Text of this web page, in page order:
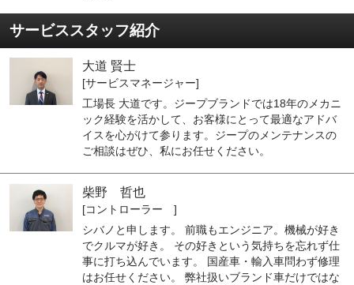
サービススタッフ紹介
大道 賢士
[サービスマネージャー]
工場長 大道です。ジープブランドでは18年のメカニ
ック経験を活かして、お客様にとって最適なアドバ
イスを心がけて参ります。ジープのメンテナンスの
ご相談はぜひ、私にお任せください。
柴野 哲也
[コントローラー ]
シバノと申します。 前職もエンジニア。機械が好き
でクルマが好き。 その好きという気持ちを忘れず仕
事に打ち込んでいます。 国産車・輸入車問わず修理
はお任せください。 弊社扱いブランド車だけではな